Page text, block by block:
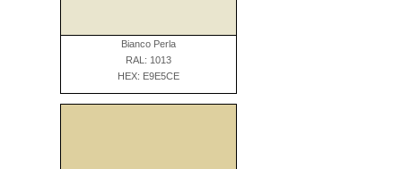
Bianco Perla
RAL: 1013
HEX: E9E5CE